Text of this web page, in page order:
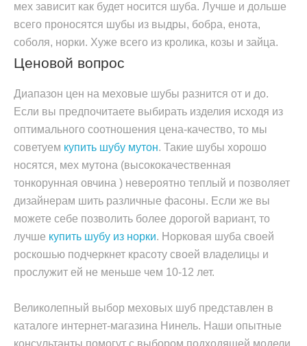
мех зависит как будет носится шуба. Лучше и дольше
всего проносятся шубы из выдры, бобра, енота,
соболя, норки. Хуже всего из кролика, козы и зайца.
Ценовой вопрос
Диапазон цен на меховые шубы разнится от и до.
Если вы предпочитаете выбирать изделия исходя из
оптимального соотношения цена-качество, то мы
советуем купить шубу мутон. Такие шубы хорошо
носятся, мех мутона (высококачественная
тонкорунная овчина ) невероятно теплый и позволяет
дизайнерам шить различные фасоны. Если же вы
можете себе позволить более дорогой вариант, то
лучше купить шубу из норки. Норковая шуба своей
роскошью подчеркнет красоту своей владелицы и
прослужит ей не меньше чем 10-12 лет.
Великолепный выбор меховых шуб представлен в
каталоге интернет-магазина Нинель. Наши опытные
консультанты помогут с выбором подходящей модели